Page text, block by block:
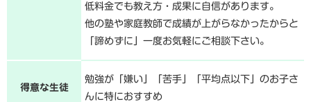
低料金でも教え方・成果に自信があります。
他の塾や家庭教師で成績が上がらなかったからと
「諦めずに」一度お気軽にご相談下さい。
得意な生徒
勉強が「嫌い」「苦手」「平均点以下」のお子さ
んに特におすすめ